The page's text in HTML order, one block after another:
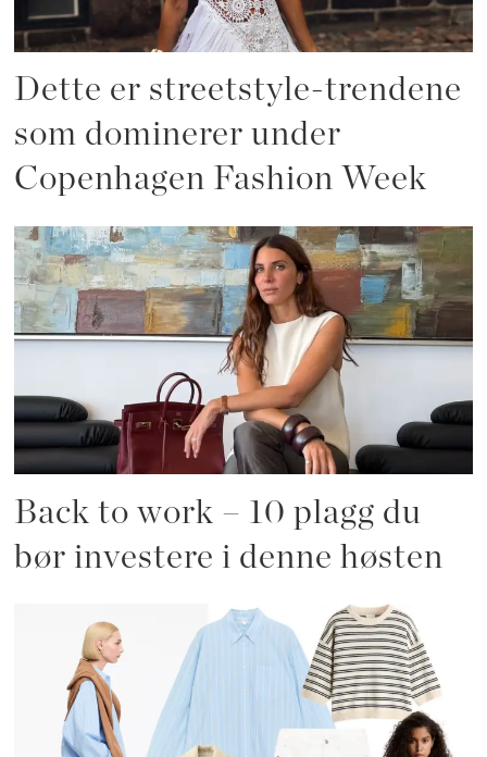
Dette er streetstyle-trendene
som dominerer under
Copenhagen Fashion Week
Back to work – 10 plagg du
bør investere i denne høsten